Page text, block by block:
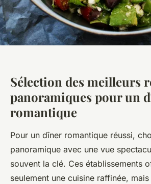
Sélection des meilleurs
panoramiques pour un
romantique
Pour un dîner romantique réussi,
panoramique avec une vue
souvent la clé. Ces établissements
seulement une cuisine raffinée,